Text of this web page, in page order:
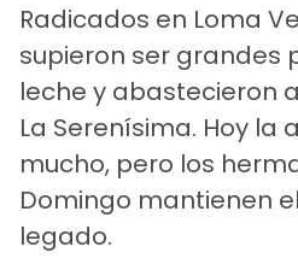
Radicados en Loma
supieron ser grandes
leche y abastecieron
La Serenísima. Hoy la
mucho, pero los
Domingo mantienen
legado.